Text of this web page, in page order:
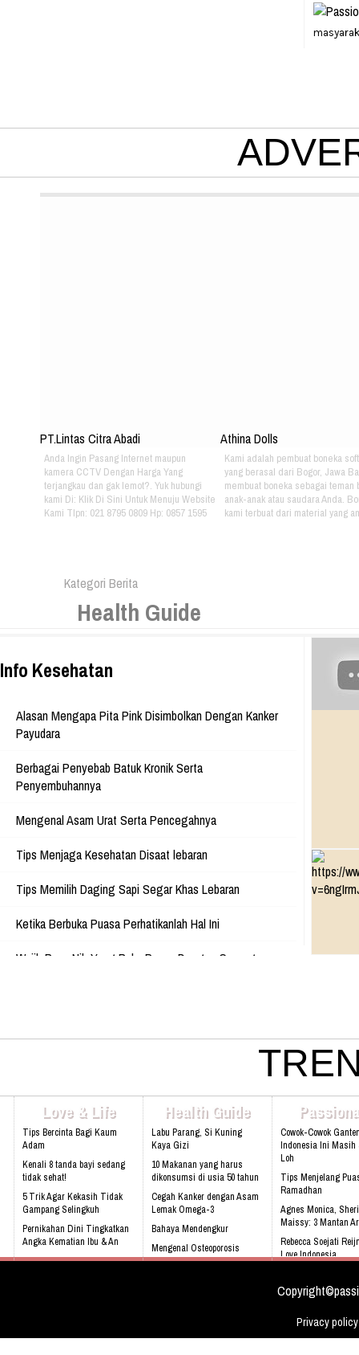
PT.Lintas Citra Abadi
Anda Ingin Pasang Internet maupun
kamera CCTV Dengan Harga Yang
terjangkau dan gak lemot?. Yuk hubungi
kami Di: Klik Di Sini Untuk Menuju Website
Kami Tlpn: 021 8795 0809 Hp: 0857 1595
Athina Dolls
Kami adalah pembuat boneka
yang berasal dari Bogor, Jawa
membuat boneka sebagai teman
anak-anak atau saudara Anda.
kami terbuat dari material yang
Park, Jl. Raya Babakan Madang
www.athinadolls.com We Bring
To All Children !! Cinta Batik
Ku Indonesia !! Klik Di Sini
Kategori Berita
Health Guide
Info Kesehatan
Alasan Mengapa Pita Pink Disimbolkan Dengan Kanker
Payudara
Berbagai Penyebab Batuk Kronik Serta
Penyembuhannya
Mengenal Asam Urat Serta Pencegahnya
Tips Menjaga Kesehatan Disaat lebaran
Tips Memilih Daging Sapi Segar Khas Lebaran
Ketika Berbuka Puasa Perhatikanlah Hal Ini
Wajib Baca Nih Yang Buka Puasa Dengan Gorengan
Love & Life
Tips Bercinta Bagi Kaum
Adam
Kenali 8 tanda bayi sedang
tidak sehat!
5 Trik Agar Kekasih Tidak
Gampang Selingkuh
Pernikahan Dini Tingkatkan
Angka Kematian Ibu & An
Sering Mengalami Mimpi
Health Guide
Labu Parang, Si Kuning
Kaya Gizi
10 Makanan yang harus
dikonsumsi di usia 50 tahun
Cegah Kanker dengan Asam
Lemak Omega-3
Bahaya Mendengkur
Mengenal Osteoporosis
sejak dini
Cowok-Cowok
Indonesia Ini Masih
Loh
Tips Menjelang
Ramadhan
Agnes Monica,
Maissy: 3 Mantan
Rebecca Soejati
Love Indonesia
Biasa
Privacy policy